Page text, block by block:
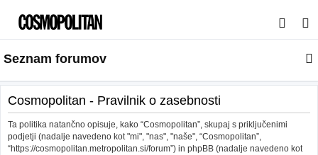
s
a
j
Seznam forumov
Cosmopolitan - Pravilnik o zasebnosti
Ta politika natančno opisuje, kako “Cosmopolitan”, skupaj s priključenimi
podjetji (nadalje navedeno kot "mi", "nas", "naše", “Cosmopolitan”,
“https://cosmopolitan.metropolitan.si/forum”) in phpBB (nadalje navedeno kot